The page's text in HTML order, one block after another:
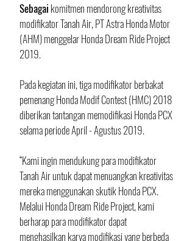
Sebagai komitmen mendorong kreativitas
modifikator Tanah Air, PT Astra Honda Motor
(AHM) menggelar Honda Dream Ride Project
2019.
Pada kegiatan ini, tiga modifikator berbakat
pemenang Honda Modif Contest (HMC) 2018
diberikan tantangan memodifikasi Honda PCX
selama periode April - Agustus 2019.
“Kami ingin mendukung para modifikator
Tanah Air untuk dapat menuangkan kreativitas
mereka menggunakan skutik Honda PCX.
Melalui Honda Dream Ride Project, kami
berharap para modifikator dapat
menghasilkan karya modifikasi yang berbeda